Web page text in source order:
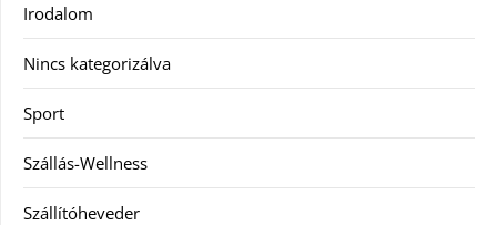
Irodalom
Nincs kategorizálva
Sport
Szállás-Wellness
Szállítóheveder